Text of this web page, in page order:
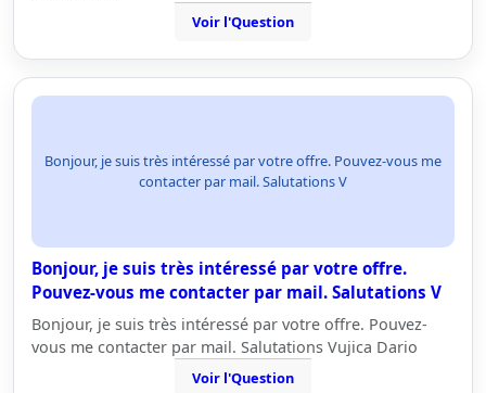
Voir l'Question
Bonjour, je suis très intéressé par votre offre. Pouvez-vous me
contacter par mail. Salutations V
Bonjour, je suis très intéressé par votre offre.
Pouvez-vous me contacter par mail. Salutations V
Bonjour, je suis très intéressé par votre offre. Pouvez-
vous me contacter par mail. Salutations Vujica Dario
Voir l'Question